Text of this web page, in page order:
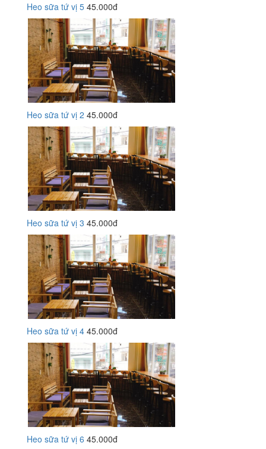
Heo sữa tứ vị 5 45.000đ
Heo sữa tứ vị 2 45.000đ
Heo sữa tứ vị 3 45.000đ
Heo sữa tứ vị 4 45.000đ
Heo sữa tứ vị 6 45.000đ